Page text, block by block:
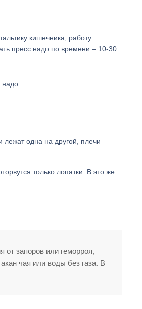
кишечника, работу
пресс надо по времени – 10-30
лежат одна на другой, плечи
только лопатки. В это же
от запоров или геморроя,
чая или воды без газа. В